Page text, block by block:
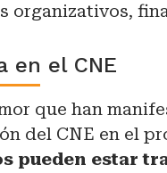
organizativos,
en el CNE
que han
del CNE en el
pueden estar